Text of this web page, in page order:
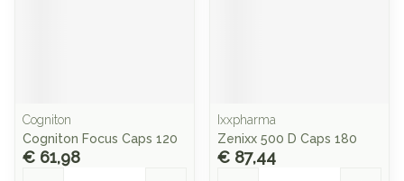
Cogniton
Cogniton Focus Caps 120
€ 61,98
Ixxpharma
Zenixx 500 D Caps 180
€ 87,44